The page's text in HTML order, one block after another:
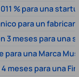
% para una
para un
3 meses para una
para una Marca
meses para una